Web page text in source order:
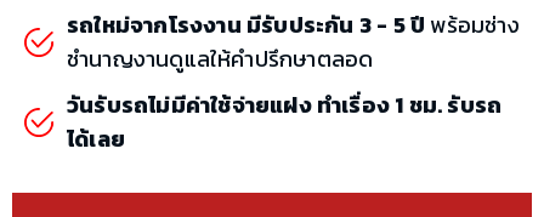
รถใหม่จากโรงงาน มีรับประกัน 3 - 5 ปี พร้อมช่าง
ชำนาญงานดูแลให้คำปรึกษาตลอด
วันรับรถไม่มีค่าใช้จ่ายแฝง ทำเรื่อง 1 ชม. รับรถ
ได้เลย